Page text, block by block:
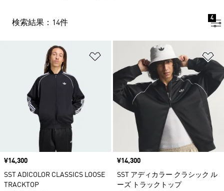
検索結果：14件
4
ほしいものリストに追加
価格
¥14,300
SST ADICOLOR CLASSICS LOOSE
TRACKTOP
価格
¥14,300
SST アディカラー クラシック ル
ーズ トラックトップ